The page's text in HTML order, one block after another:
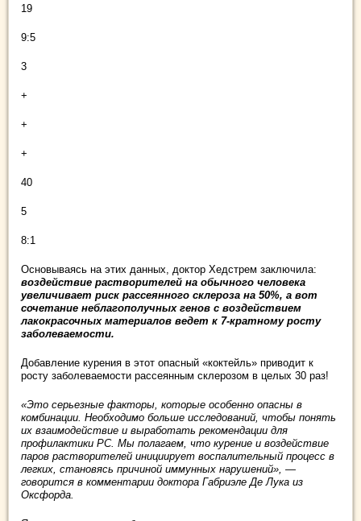
19
9:5
3
+
+
+
40
5
8:1
Основываясь на этих данных, доктор Хедстрем заключила:
воздействие растворителей на обычного человека
увеличивает риск рассеянного склероза на 50%, а вот
сочетание неблагополучных генов с воздействием
лакокрасочных материалов ведет к 7-кратному росту
заболеваемости.
Добавление курения в этот опасный «коктейль» приводит к
росту заболеваемости рассеянным склерозом в целых 30 раз!
«Это серьезные факторы, которые особенно опасны в
комбинации. Необходимо больше исследований, чтобы понять
их взаимодействие и выработать рекомендации для
профилактики РС. Мы полагаем, что курение и воздействие
паров растворителей инициирует воспалительный процесс в
легких, становясь причиной иммунных нарушений», —
говорится в комментарии доктора Габриэле Де Лука из
Оксфорда.